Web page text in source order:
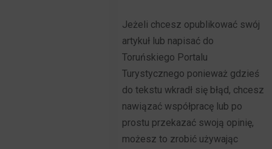
Jeżeli chcesz opublikować swój
artykuł lub napisać do
Toruńskiego Portalu
Turystycznego ponieważ gdzieś
do tekstu wkradł się błąd, chcesz
nawiązać współpracę lub po
prostu przekazać swoją opinię,
możesz to zrobić używając